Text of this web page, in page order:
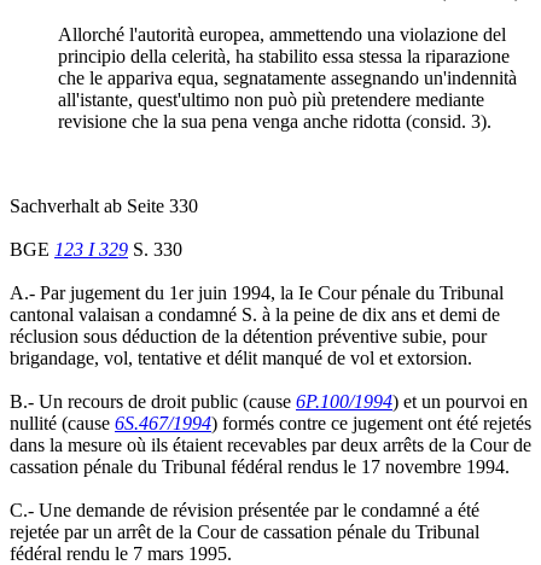
Allorché l'autorità europea, ammettendo una violazione del
principio della celerità, ha stabilito essa stessa la riparazione
che le appariva equa, segnatamente assegnando un'indennità
all'istante, quest'ultimo non può più pretendere mediante
revisione che la sua pena venga anche ridotta (consid. 3).
Sachverhalt ab Seite 330
BGE 123 I 329 S. 330
A.- Par jugement du 1er juin 1994, la Ie Cour pénale du Tribunal
cantonal valaisan a condamné S. à la peine de dix ans et demi de
réclusion sous déduction de la détention préventive subie, pour
brigandage, vol, tentative et délit manqué de vol et extorsion.
B.- Un recours de droit public (cause 6P.100/1994) et un pourvoi en
nullité (cause 6S.467/1994) formés contre ce jugement ont été rejetés
dans la mesure où ils étaient recevables par deux arrêts de la Cour de
cassation pénale du Tribunal fédéral rendus le 17 novembre 1994.
C.- Une demande de révision présentée par le condamné a été
rejetée par un arrêt de la Cour de cassation pénale du Tribunal
fédéral rendu le 7 mars 1995.